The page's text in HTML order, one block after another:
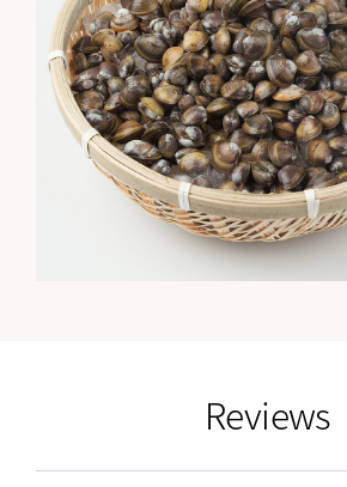
Reviews